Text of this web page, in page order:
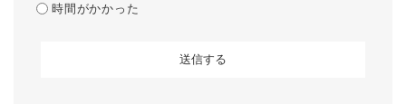
時間がかかった